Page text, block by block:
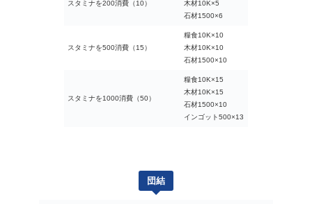
スタミナを200消費（10）
木材10K×5
石材1500×6
スタミナを500消費（15）
糧食10K×10
木材10K×10
石材1500×10
スタミナを1000消費（50）
糧食10K×15
木材10K×15
石材1500×10
インゴット500×13
団結